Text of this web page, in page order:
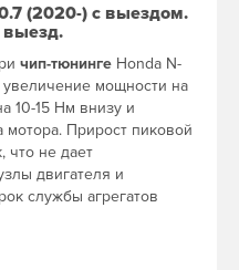
(2020-) с выездом.
выезд.
чип-тюнинге Honda N-
мощности на
10-15 Нм внизу и
мотора. Прирост пиковой
что не дает
двигателя и
службы агрегатов